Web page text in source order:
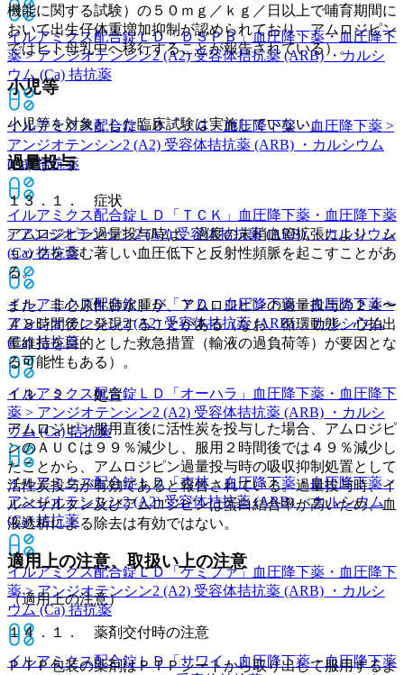
イルアミクス配合錠ＬＤ「ＤＳＰＢ」血圧降下薬・血圧降下
薬 > アンジオテンシン2 (A2) 受容体拮抗薬 (ARB) ・カルシ
ウム (Ca) 拮抗薬
イルアミクス配合錠ＬＤ「ＪＧ」血圧降下薬・血圧降下薬 >
アンジオテンシン2 (A2) 受容体拮抗薬 (ARB) ・カルシウム
(Ca) 拮抗薬
イルアミクス配合錠ＬＤ「ＴＣＫ」
血圧降下薬・血圧降下薬
> アンジオテンシン2 (A2) 受容体拮抗薬 (ARB) ・カルシウム
(Ca) 拮抗薬
イルアミクス配合錠ＬＤ「ＹＤ」 血圧降下薬・血圧降下薬 >
アンジオテンシン2 (A2) 受容体拮抗薬 (ARB) ・カルシウム
(Ca) 拮抗薬
イルアミクス配合錠ＬＤ「オーハラ」
血圧降下薬・血圧降下
薬 > アンジオテンシン2 (A2) 受容体拮抗薬 (ARB) ・カルシ
ウム (Ca) 拮抗薬
イルアミクス配合錠ＬＤ「杏林」 血圧降下薬・血圧降下薬 >
アンジオテンシン2 (A2) 受容体拮抗薬 (ARB) ・カルシウム
(Ca) 拮抗薬
イルアミクス配合錠ＬＤ「ケミファ」 血圧降下薬・血圧降下
薬 > アンジオテンシン2 (A2) 受容体拮抗薬 (ARB) ・カルシ
ウム (Ca) 拮抗薬
イルアミクス配合錠ＬＤ「サワイ」血圧降下薬・血圧降下薬
機能に関する試験）の５０ｍｇ／ｋｇ／日以上で哺育期間に
おいて出生仔体重増加抑制が認められており、アムロジピン
ではヒト母乳中へ移行することが報告されている）。
小児等
小児等を対象とした臨床試験は実施していない。
過量投与
１３．１． 症状
アムロジピン過量投与時は、過度の末梢血管拡張により、シ
ョックを含む著しい血圧低下と反射性頻脈を起こすことがあ
る。
また、非心原性肺水腫が、アムロジピンの過量投与の２４〜
４８時間後に発現することがある（なお、循環動態、心拍出
量維持を目的とした救急措置（輸液の過負荷等）が要因とな
る可能性もある）。
１３．２． 処置
アムロジピン服用直後に活性炭を投与した場合、アムロジピ
ンのＡＵＣは９９％減少し、服用２時間後では４９％減少し
たことから、アムロジピン過量投与時の吸収抑制処置として
活性炭投与が有効であると報告されている。過量投与時、イ
ルベサルタン及びアムロジピンは蛋白結合率が高いため、血
液透析による除去は有効ではない。
適用上の注意、取扱い上の注意
（適用上の注意）
１４．１． 薬剤交付時の注意
ＰＴＰ包装の薬剤はＰＴＰシートから取り出して服用するよ